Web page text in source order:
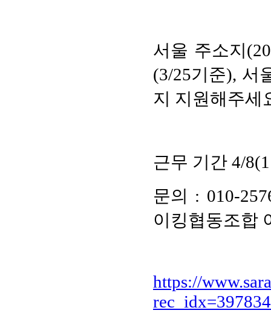
서울 주소지
(3/25기준), 서
지 지원해주세
근무 기간 4/
문의 : 010-
이킹협동조합
https://